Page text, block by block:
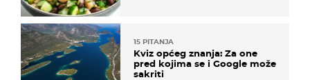
15 PITANJA
Kviz općeg znanja: Za one
pred kojima se i Google može
sakriti